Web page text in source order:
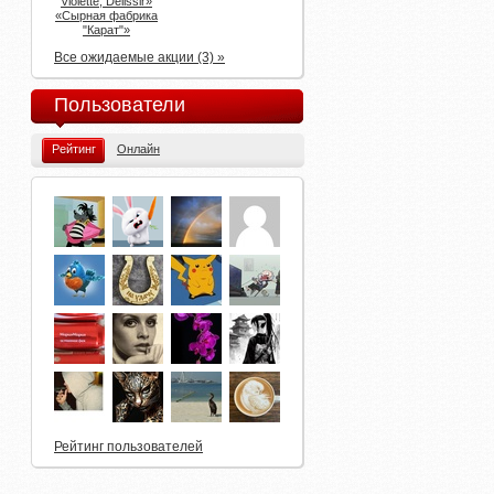
«Сырная фабрика
"Карат"»
Все ожидаемые акции (3) »
Пользователи
Рейтинг Онлайн
Рейтинг пользователей